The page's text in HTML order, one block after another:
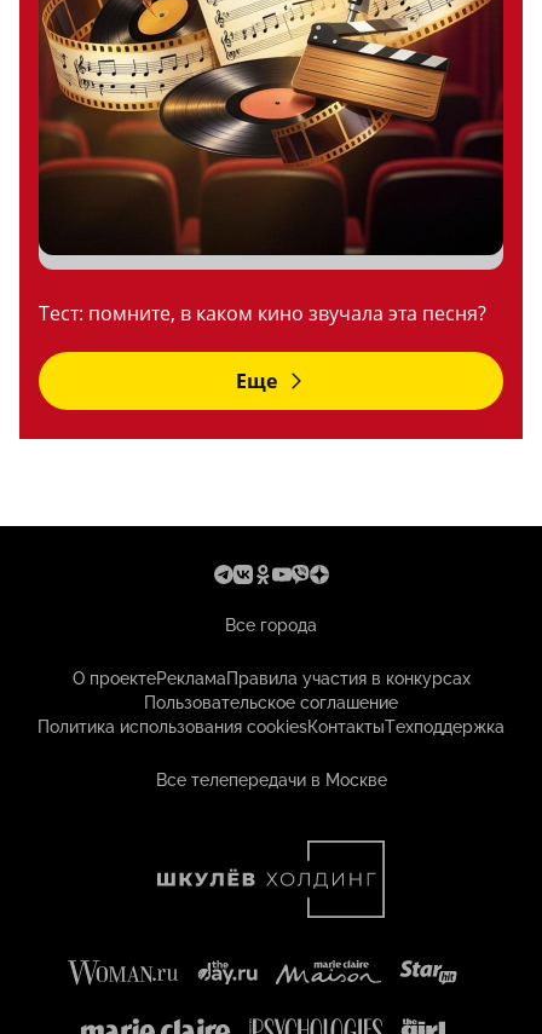
Тест: помните, в каком кино звучала эта песня?
Еще
Все города
О проектеРекламаПравила участия в конкурсах
Пользовательское соглашение
Политика использования cookiesКонтактыТехподдержка
Все телепередачи в Москве